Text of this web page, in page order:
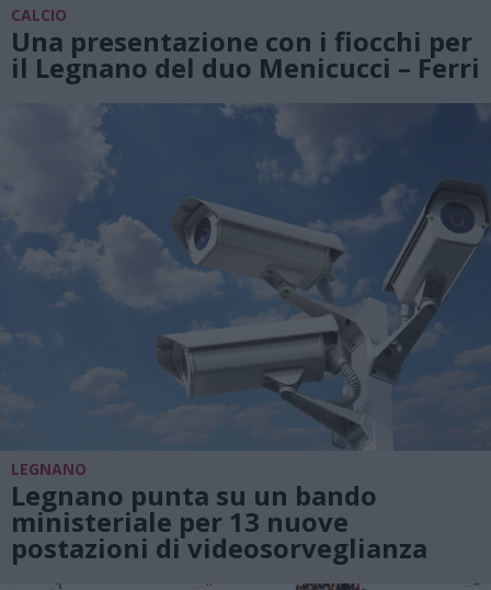
CALCIO
Una presentazione con i fiocchi per
il Legnano del duo Menicucci – Ferri
LEGNANO
Legnano punta su un bando
ministeriale per 13 nuove
postazioni di videosorveglianza